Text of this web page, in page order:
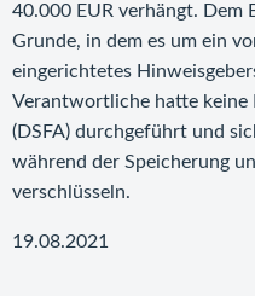
40.000 EUR verhängt. Dem
Grunde, in dem es um ein
eingerichtetes
Verantwortliche hatte keine
(DSFA) durchgeführt und
während der Speicherung
verschlüsseln.
19.08.2021